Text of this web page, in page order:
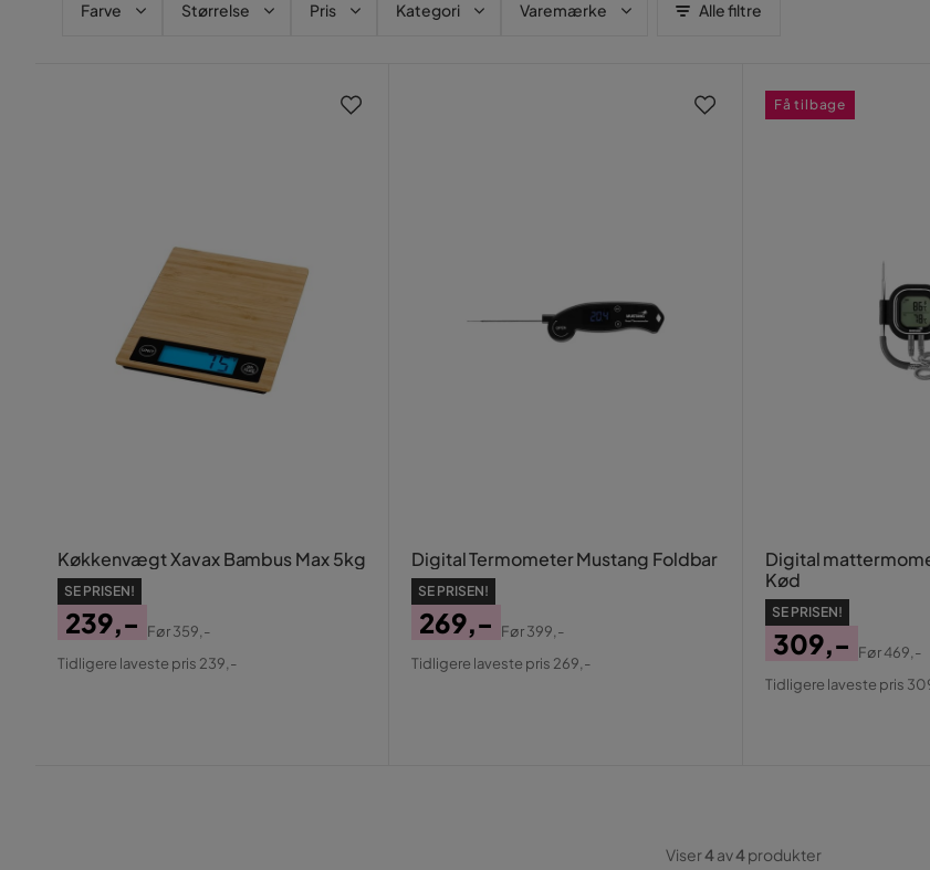
Farve Størrelse Pris Kategori Varemærke Alle filtre
Køkkenvægt Xavax Bambus Max 5kg
SE PRISEN!
Pris
239,-
Original
Før359,-
Tidligere laveste pris 239,-
Digital Termometer Mustang Foldbar
SE PRISEN!
Pris
269,-
Original
Før399,-
Tidligere laveste pris 269,-
Digital
Kød
SE PRISEN!
Pris
309,-
Original
Før469,-
Tidligere laveste pris
Få tilbage
Viser4av4produkter